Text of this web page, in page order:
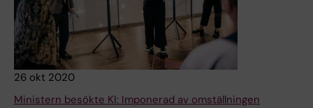
26 okt 2020
Ministern besökte KI: Imponerad av omställningen